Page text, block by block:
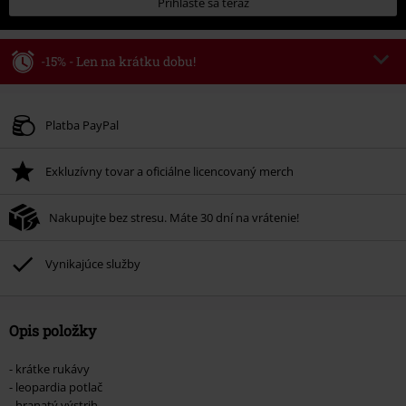
-15% - Len na krátku dobu!
Platí len pre 8/6/26 od 16:00 do 23:59 hod.
Po zadaní kódu v košíku, sa zľava uplatní automaticky.
Nemožno kombinovať s inými akciovými kódmi. Zľava sa nevzťahuje na:
knihy, médiá, vstupenky, Rammstein, (Till) Lindemann, Böhse Onkelz,
ktorých kúpou podporíte nadáciu.
Platba PayPal
Exkluzívny tovar a oficiálne licencovaný merch
Nakupujte bez stresu. Máte 30 dní na vrátenie!
Vynikajúce služby
Opis položky
- krátke rukávy
- leopardia potlač